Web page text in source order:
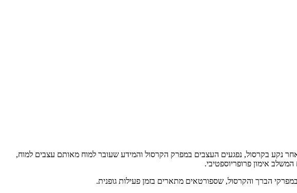
נקע בקרסול, נפגעים העצבים במפרק הקרסול והמידע שעובר למוח מאותם עצבים למוח,
אימון פרופריוספטיבי.
הברך והקרסול, שספורטאים מתארים בזמן פעילות גופנית.